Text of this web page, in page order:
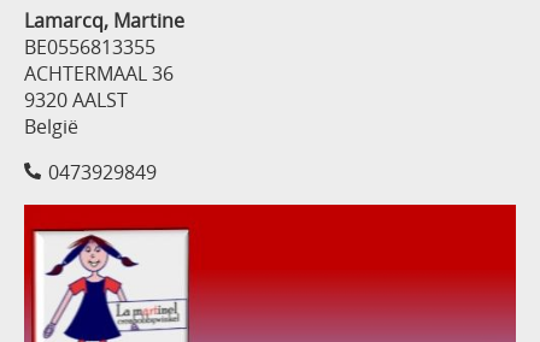
Lamarcq, Martine
BE0556813355
ACHTERMAAL 36
9320 AALST
België
0473929849